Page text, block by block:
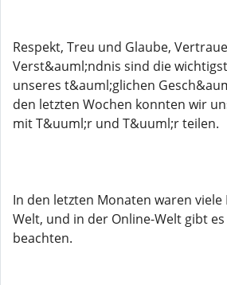
Respekt, Treu und Glaube,
Verst&auml;ndnis sind die
unseres t&auml;glichen
den letzten Wochen konnten wir
mit T&uuml;r und T&uuml;r teilen.
In den letzten Monaten waren
Welt, und in der Online-Welt gibt es
beachten.